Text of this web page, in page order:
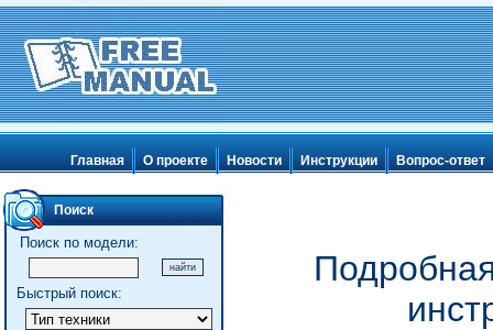
Главная О проекте Новости Инструкции Вопрос-ответ
Поиск
Поиск по модели:
Быстрый поиск: